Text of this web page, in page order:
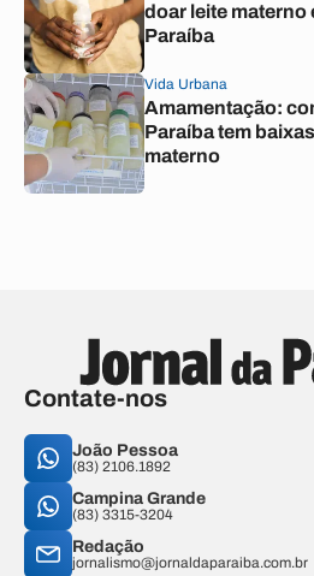
doar leite materno
Paraíba
Vida Urbana
Amamentação:
Paraíba tem
materno
Contate-nos
João Pessoa
(83) 2106.1892
Campina Grande
(83) 3315-3204
Redação
jornalismo@jornaldaparaiba.com.br